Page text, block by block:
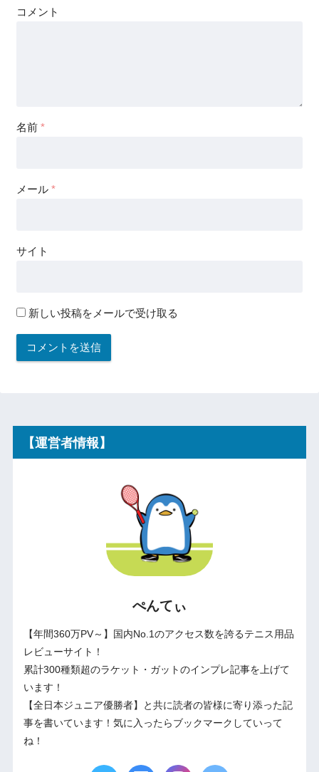
コメント
名前 *
メール *
サイト
新しい投稿をメールで受け取る
【運営者情報】
ぺんてぃ
【年間360万PV～】国内No.1のアクセス数を誇るテニス用品
レビューサイト！
累計300種類超のラケット・ガットのインプレ記事を上げて
います！
【全日本ジュニア優勝者】と共に読者の皆様に寄り添った記
事を書いています！気に入ったらブックマークしていって
ね！